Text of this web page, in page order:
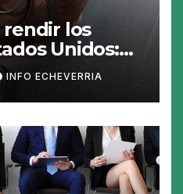
rendir los
Unidos:
de más
INFO ECHEVERRIA